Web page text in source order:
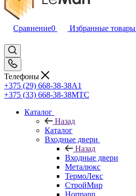
Сравнение0 Избранные товары
Телефоны
+375 (29) 668-38-38A1
+375 (33) 668-38-38МТС
Каталог
Назад
Каталог
Входные двери
Назад
Входные двери
Металюкс
ТермоЛекс
СтройМир
Hormann